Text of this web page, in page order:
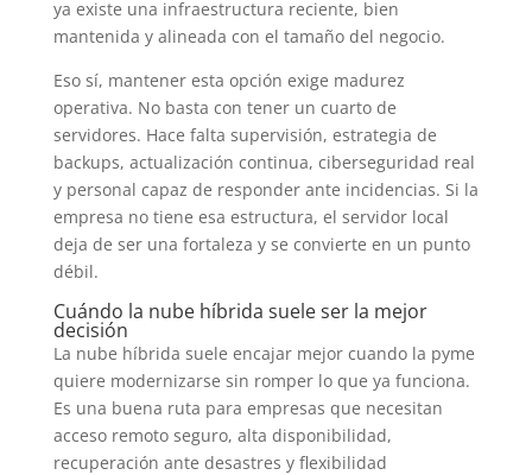
ya existe una infraestructura reciente, bien
mantenida y alineada con el tamaño del negocio.
Eso sí, mantener esta opción exige madurez
operativa. No basta con tener un cuarto de
servidores. Hace falta supervisión, estrategia de
backups, actualización continua, ciberseguridad real
y personal capaz de responder ante incidencias. Si la
empresa no tiene esa estructura, el servidor local
deja de ser una fortaleza y se convierte en un punto
débil.
Cuándo la nube híbrida suele ser la mejor
decisión
La nube híbrida suele encajar mejor cuando la pyme
quiere modernizarse sin romper lo que ya funciona.
Es una buena ruta para empresas que necesitan
acceso remoto seguro, alta disponibilidad,
recuperación ante desastres y flexibilidad